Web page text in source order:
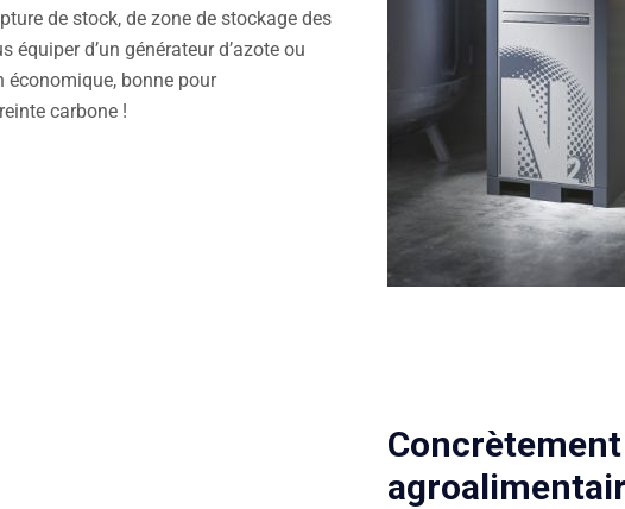
de stock, de zone de stockage des
d’un générateur d’azote ou
économique, bonne pour
carbone !
Concrètement